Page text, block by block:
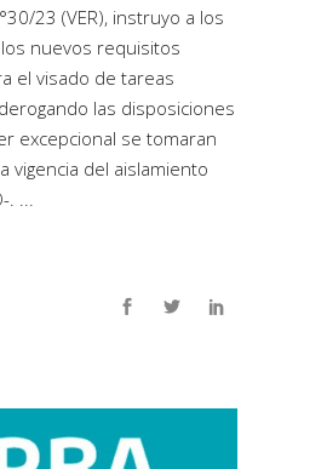
23 (VER), instruyo a los
nuevos requisitos
el visado de tareas
las disposiciones
excepcional se tomaran
vigencia del aislamiento
.